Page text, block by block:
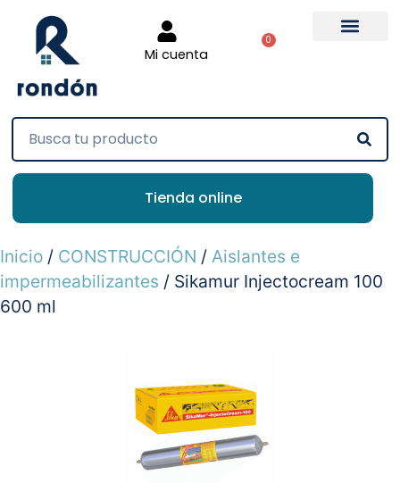
Mi cuenta
0
Tienda online
Inicio / CONSTRUCCIÓN / Aislantes e
impermeabilizantes / Sikamur Injectocream 100
600 ml